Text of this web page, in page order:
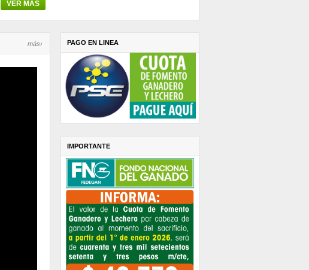
participar.
VER MÁS
más› PAGO EN LINEA
IMPORTANTE